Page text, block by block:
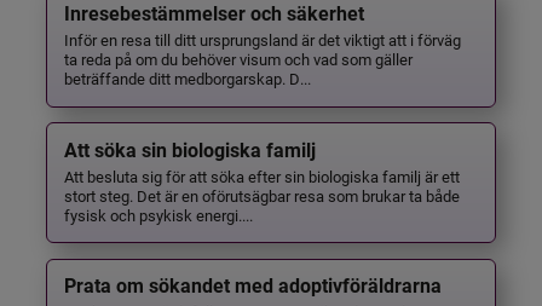
Inresebestämmelser och säkerhet
Inför en resa till ditt ursprungsland är det viktigt att i förväg
ta reda på om du behöver visum och vad som gäller
beträffande ditt medborgarskap. D...
Att söka sin biologiska familj
Att besluta sig för att söka efter sin biologiska familj är ett
stort steg. Det är en oförutsägbar resa som brukar ta både
fysisk och psykisk energi....
Prata om sökandet med adoptivföräldrarna